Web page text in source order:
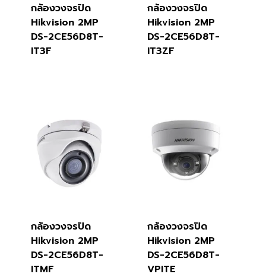
กล้องวงจรปิด
Hikvision 2MP
DS-2CE56D8T-
IT3F
กล้องวงจรปิด
Hikvision 2MP
DS-2CE56D8T-
IT3ZF
กล้องวงจรปิด
Hikvision 2MP
DS-2CE56D8T-
ITMF
กล้องวงจรปิด
Hikvision 2MP
DS-2CE56D8T-
VPITE